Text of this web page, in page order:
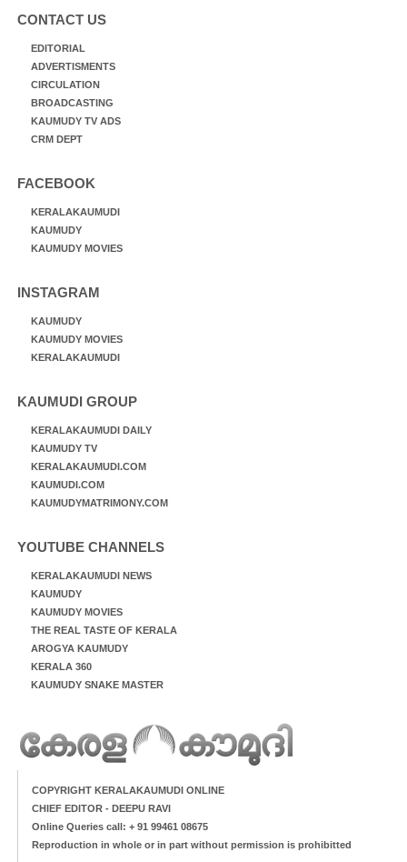
CONTACT US
EDITORIAL
ADVERTISMENTS
CIRCULATION
BROADCASTING
KAUMUDY TV ADS
CRM DEPT
FACEBOOK
KERALAKAUMUDI
KAUMUDY
KAUMUDY MOVIES
INSTAGRAM
KAUMUDY
KAUMUDY MOVIES
KERALAKAUMUDI
KAUMUDI GROUP
KERALAKAUMUDI DAILY
KAUMUDY TV
KERALAKAUMUDI.COM
KAUMUDI.COM
KAUMUDYMATRIMONY.COM
YOUTUBE CHANNELS
KERALAKAUMUDI NEWS
KAUMUDY
KAUMUDY MOVIES
THE REAL TASTE OF KERALA
AROGYA KAUMUDY
KERALA 360
KAUMUDY SNAKE MASTER
COPYRIGHT KERALAKAUMUDI ONLINE
CHIEF EDITOR - DEEPU RAVI
Online Queries call: + 91 99461 08675
Reproduction in whole or in part without permission is prohibitted